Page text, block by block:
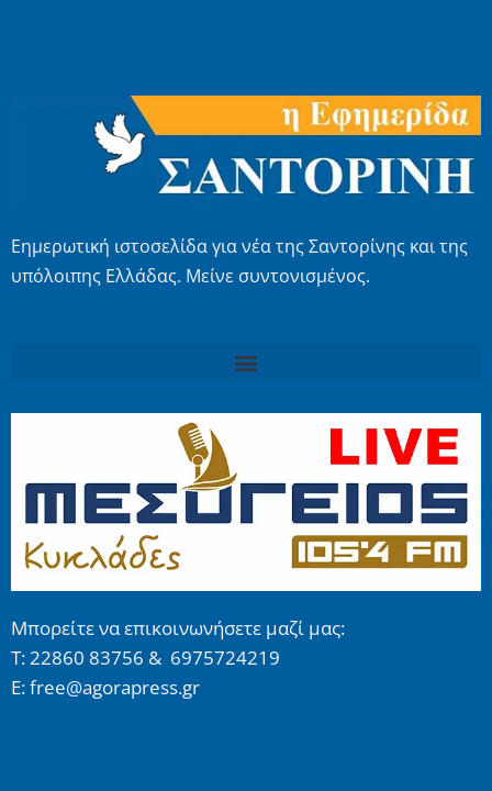
Εημερωτική ιστοσελίδα για νέα της Σαντορίνης και της
υπόλοιπης Ελλάδας. Μείνε συντονισμένος.
Μπορείτε να επικοινωνήσετε μαζί μας:
Τ: 22860 83756 & 6975724219
E: free@agorapress.gr